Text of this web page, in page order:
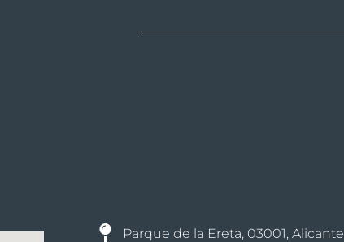
Parque de la Ereta, 03001, Alicante